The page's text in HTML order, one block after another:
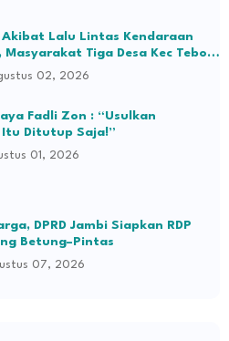
Akibat Lalu Lintas Kendaraan
Masyarakat Tiga Desa Kec Tebo
Jalan
02, 2026
Fadli Zon : “Usulkan
Itu Ditutup Saja!”
01, 2026
DPRD Jambi Siapkan RDP
Betung–Pintas
07, 2026